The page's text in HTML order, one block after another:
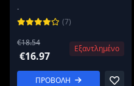
60 tablets
.
(7)
€18.54
€16.97
Εξαντλημένο
ΠΡΟΒΟΛΗ